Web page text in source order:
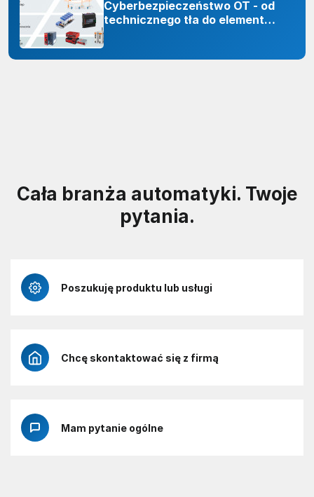
Cyberbezpieczeństwo OT - od
technicznego tła do elementu
Cała branża automatyki. Twoje
pytania.
Poszukuję produktu lub usługi
Chcę skontaktować się z firmą
Mam pytanie ogólne